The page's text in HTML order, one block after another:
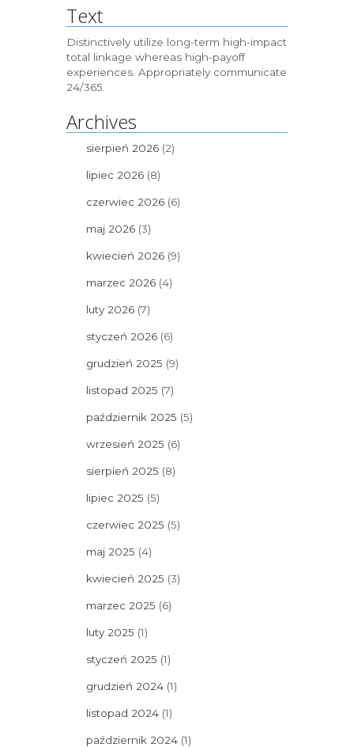
Text
Distinctively utilize long-term high-impact
total linkage whereas high-payoff
experiences. Appropriately communicate
24/365.
Archives
sierpień 2026 (2)
lipiec 2026 (8)
czerwiec 2026 (6)
maj 2026 (3)
kwiecień 2026 (9)
marzec 2026 (4)
luty 2026 (7)
styczeń 2026 (6)
grudzień 2025 (9)
listopad 2025 (7)
październik 2025 (5)
wrzesień 2025 (6)
sierpień 2025 (8)
lipiec 2025 (5)
czerwiec 2025 (5)
maj 2025 (4)
kwiecień 2025 (3)
marzec 2025 (6)
luty 2025 (1)
styczeń 2025 (1)
grudzień 2024 (1)
listopad 2024 (1)
październik 2024 (1)